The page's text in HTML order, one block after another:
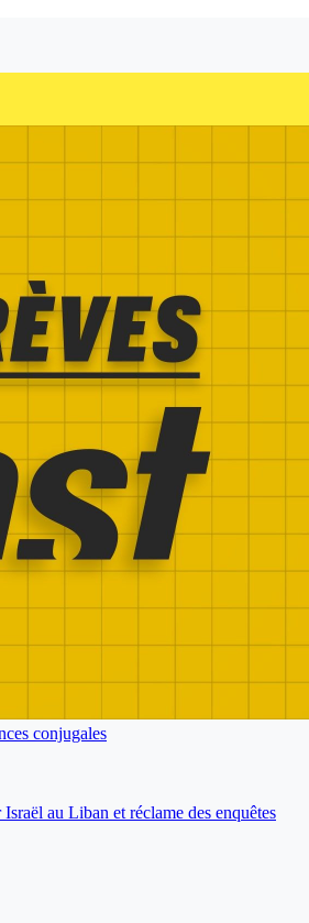
conjugales
au Liban et réclame des enquêtes